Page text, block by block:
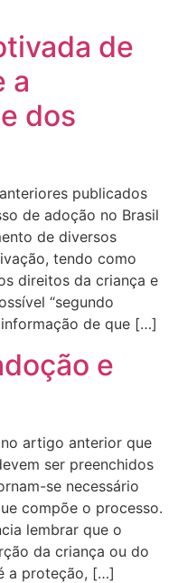
de
a
dos
publicados
de adoção no Brasil
de diversos
tendo como
direitos da criança e
“segundo
de que […]
e
artigo anterior que
ser preenchidos
se necessário
compõe o processo.
lembrar que o
da criança ou do
a proteção, […]